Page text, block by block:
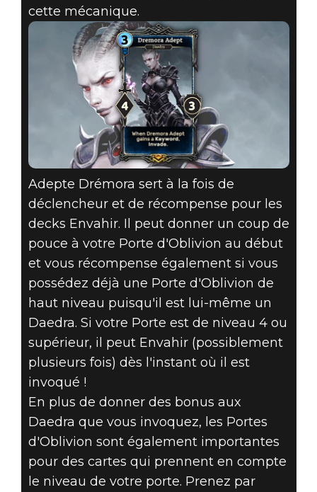
cette mécanique.
Adepte Drémora sert à la fois de
déclencheur et de récompense pour les
decks Envahir. Il peut donner un coup de
pouce à votre Porte d'Oblivion au début
et vous récompense également si vous
possédez déjà une Porte d'Oblivion de
haut niveau puisqu'il est lui-même un
Daedra. Si votre Porte est de niveau 4 ou
supérieur, il peut Envahir (possiblement
plusieurs fois) dès l'instant où il est
invoqué !
En plus de donner des bonus aux
Daedra que vous invoquez, les Portes
d'Oblivion sont également importantes
pour des cartes qui prennent en compte
le niveau de votre porte. Prenez par